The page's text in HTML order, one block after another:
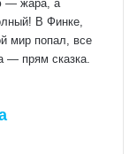
— жара, а
В Финке,
мир попал, все
— прям сказка.